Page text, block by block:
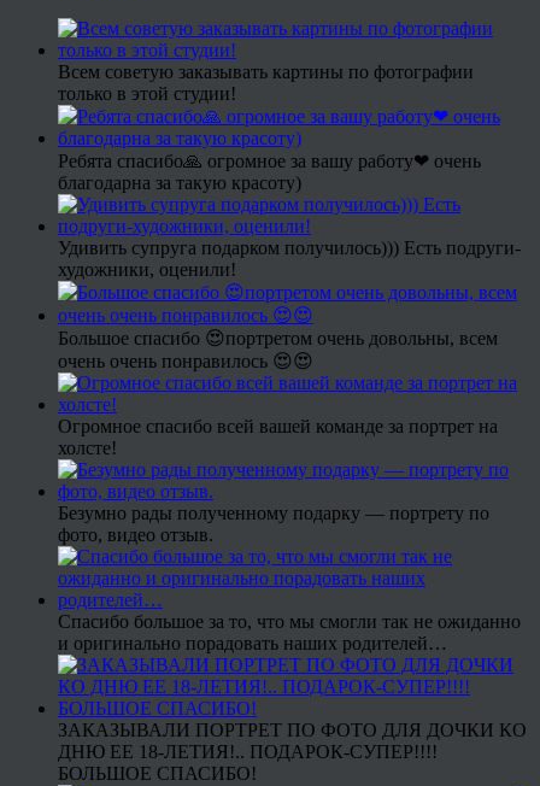
Всем советую заказывать картины по фотографии
только в этой студии!
Ребята спасибо🙏 огромное за вашу работу❤ очень
благодарна за такую красоту)
Удивить супруга подарком получилось))) Есть подруги-
художники, оценили!
Большое спасибо 😍портретом очень довольны, всем
очень очень понравилось 😍😍
Огромное спасибо всей вашей команде за портрет на
холсте!
Безумно рады полученному подарку — портрету по
фото, видео отзыв.
Спасибо большое за то, что мы смогли так не ожиданно
и оригинально порадовать наших родителей…
ЗАКАЗЫВАЛИ ПОРТРЕТ ПО ФОТО ДЛЯ ДОЧКИ КО
ДНЮ ЕЕ 18-ЛЕТИЯ!.. ПОДАРОК-СУПЕР!!!!
БОЛЬШОЕ СПАСИБО!